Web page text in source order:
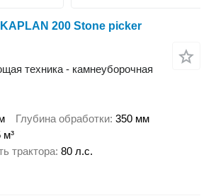
200 Stone picker
техника - камнеуборочная
Глубина обработки 350 мм
м³
трактора 80 л.с.